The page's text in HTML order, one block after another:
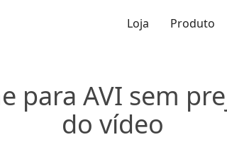
Loja Produto
para AVI sem
do vídeo